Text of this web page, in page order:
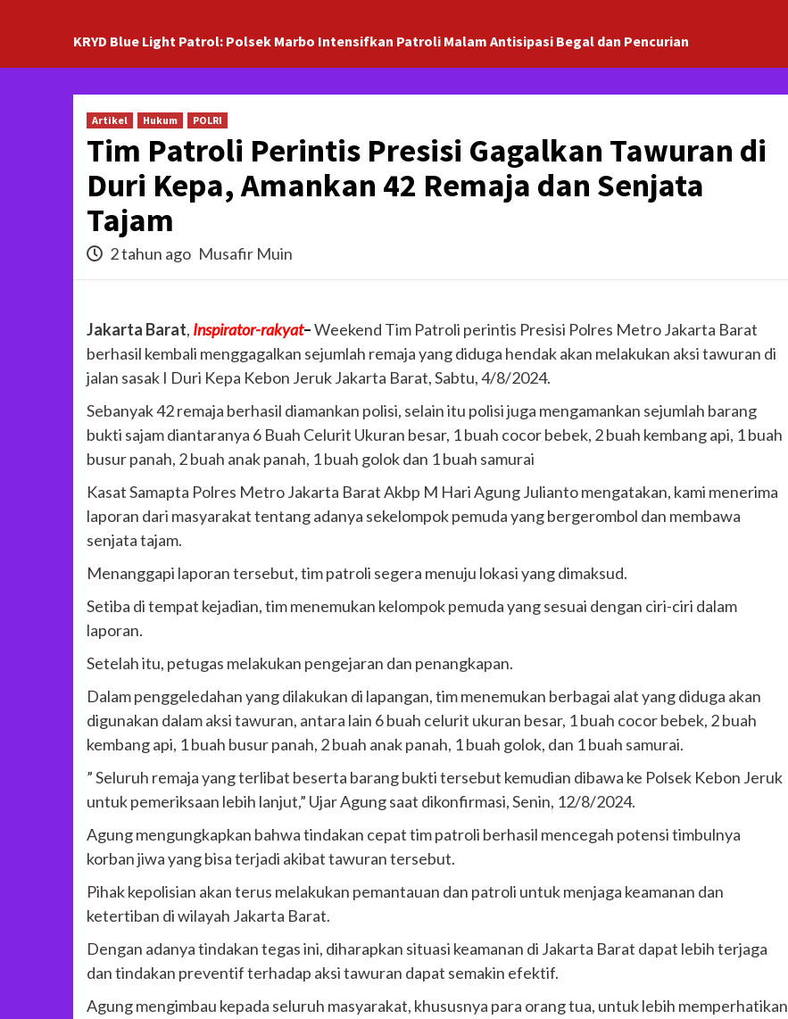
KRYD Blue Light Patrol: Polsek Marbo Intensifkan Patroli Malam Antisipasi Begal dan Pencurian
Artikel Hukum POLRI
Tim Patroli Perintis Presisi Gagalkan Tawuran di
Duri Kepa, Amankan 42 Remaja dan Senjata
Tajam
2 tahun ago Musafir Muin
Jakarta Barat, Inspirator-rakyat–Weekend Tim Patroli perintis Presisi Polres Metro Jakarta Barat
berhasil kembali menggagalkan sejumlah remaja yang diduga hendak akan melakukan aksi tawuran di
jalan sasak I Duri Kepa Kebon Jeruk Jakarta Barat, Sabtu, 4/8/2024.
Sebanyak 42 remaja berhasil diamankan polisi, selain itu polisi juga mengamankan sejumlah barang
bukti sajam diantaranya 6 Buah Celurit Ukuran besar, 1 buah cocor bebek, 2 buah kembang api, 1 buah
busur panah, 2 buah anak panah, 1 buah golok dan 1 buah samurai
Kasat Samapta Polres Metro Jakarta Barat Akbp M Hari Agung Julianto mengatakan, kami menerima
laporan dari masyarakat tentang adanya sekelompok pemuda yang bergerombol dan membawa
senjata tajam.
Menanggapi laporan tersebut, tim patroli segera menuju lokasi yang dimaksud.
Setiba di tempat kejadian, tim menemukan kelompok pemuda yang sesuai dengan ciri-ciri dalam
laporan.
Setelah itu, petugas melakukan pengejaran dan penangkapan.
Dalam penggeledahan yang dilakukan di lapangan, tim menemukan berbagai alat yang diduga akan
digunakan dalam aksi tawuran, antara lain 6 buah celurit ukuran besar, 1 buah cocor bebek, 2 buah
kembang api, 1 buah busur panah, 2 buah anak panah, 1 buah golok, dan 1 buah samurai.
” Seluruh remaja yang terlibat beserta barang bukti tersebut kemudian dibawa ke Polsek Kebon Jeruk
untuk pemeriksaan lebih lanjut,” Ujar Agung saat dikonfirmasi, Senin, 12/8/2024.
Agung mengungkapkan bahwa tindakan cepat tim patroli berhasil mencegah potensi timbulnya
korban jiwa yang bisa terjadi akibat tawuran tersebut.
Pihak kepolisian akan terus melakukan pemantauan dan patroli untuk menjaga keamanan dan
ketertiban di wilayah Jakarta Barat.
Dengan adanya tindakan tegas ini, diharapkan situasi keamanan di Jakarta Barat dapat lebih terjaga
dan tindakan preventif terhadap aksi tawuran dapat semakin efektif.
Agung mengimbau kepada seluruh masyarakat, khususnya para orang tua, untuk lebih memperhatikan